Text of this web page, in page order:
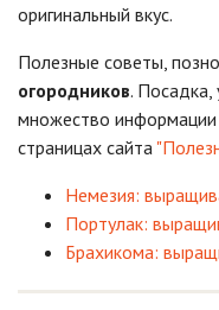
оригинальный вкус.
Полезные советы,
огородников. Посадка,
множество информации
страницах сайта
Немезия:
Портулак:
Брахикома: